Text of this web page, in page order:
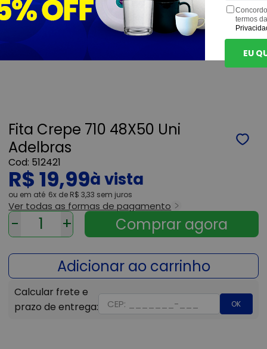
Fita Crepe 710 48X50 Uni
Adelbras
512421
R$ 19,99
ou 6x de R$ 3,33 sem juros
Ver todas as formas de pagamento
- +
OK
termos
EU